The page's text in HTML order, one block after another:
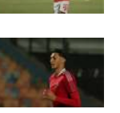
Gamers
ميركاتو
تحقيق في الجول